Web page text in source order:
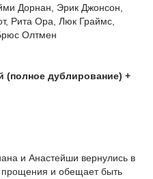
Дорнан, Эрик Джонсон,
Рита Ора, Люк Граймс,
Олтмен
(полное дублирование) +
и Анастейши вернулись в
прощения и обещает быть